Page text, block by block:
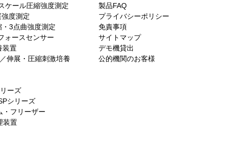
カノストレス・メカノバイ
ロジー伸展刺激・加圧刺激
養装置のご紹介
ケール圧縮強度測定
度測定
3点曲強度測定
ォースセンサー
装置
伸展・圧縮刺激培養
ーズ
シリーズ
フリーザー
装置
製品FAQ
プライバシーポリシー
免責事項
サイトマップ
デモ機貸出
公的機関のお客様